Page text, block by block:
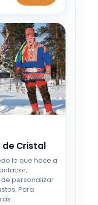
de Cristal
lo que hace a
personalizar
Para